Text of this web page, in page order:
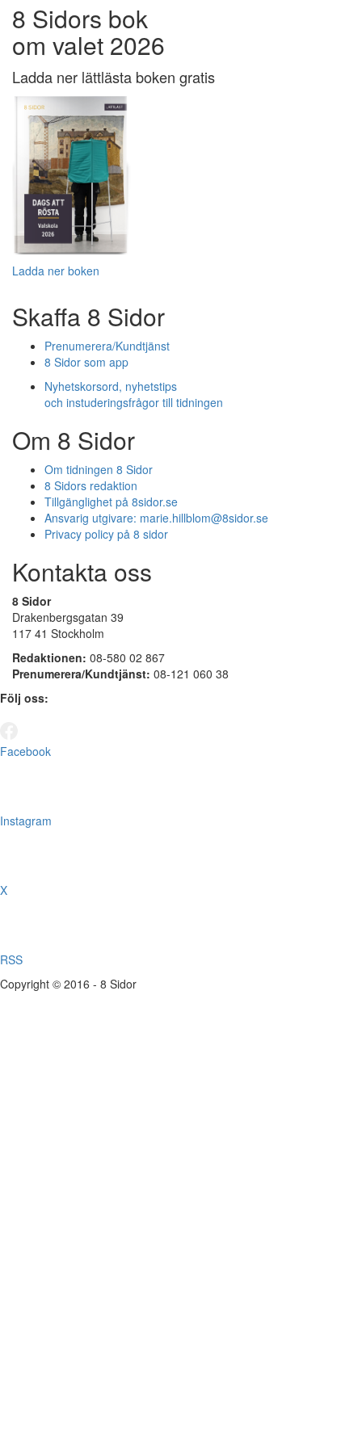
8 Sidors bok
om valet 2026
Ladda ner lättlästa boken gratis
Ladda ner boken
Skaffa 8 Sidor
Prenumerera/Kundtjänst
8 Sidor som app
Nyhetskorsord, nyhetstips
och instuderingsfrågor till tidningen
Om 8 Sidor
Om tidningen 8 Sidor
8 Sidors redaktion
Tillgänglighet på 8sidor.se
Ansvarig utgivare: marie.hillblom@8sidor.se
Privacy policy på 8 sidor
Kontakta oss
8 Sidor
Drakenbergsgatan 39
117 41 Stockholm
Redaktionen: 08-580 02 867
Prenumerera/Kundtjänst: 08-121 060 38
Följ oss:
Facebook
Instagram
X
RSS
Copyright © 2016 - 8 Sidor